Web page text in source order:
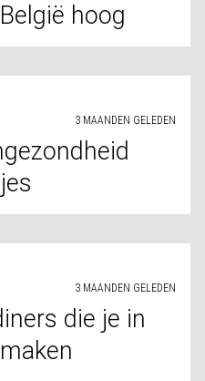
hoog
3 MAANDEN GELEDEN
3 MAANDEN GELEDEN
die je in